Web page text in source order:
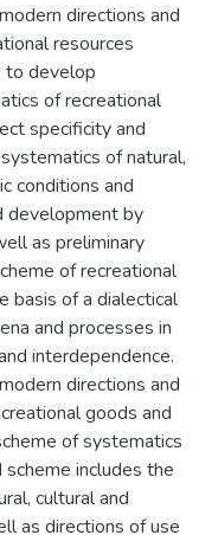
directions and
resources
to develop
of recreational
specificity and
of natural,
conditions and
development by
as preliminary
of recreational
basis of a dialectical
and processes in
interdependence.
directions and
goods and
of systematics
includes the
cultural and
as directions of use